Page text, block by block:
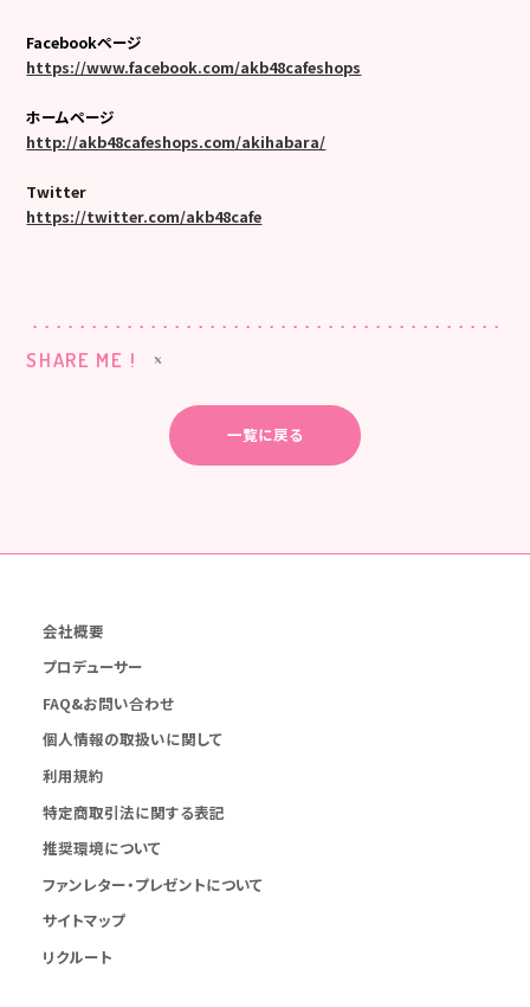
Facebookページ
https://www.facebook.com/akb48cafeshops
ホームページ
http://akb48cafeshops.com/akihabara/
Twitter
https://twitter.com/akb48cafe
SHARE ME !
一覧に戻る
会社概要
プロデューサー
FAQ&お問い合わせ
個人情報の取扱いに関して
利用規約
特定商取引法に関する表記
推奨環境について
ファンレター・プレゼントについて
サイトマップ
リクルート